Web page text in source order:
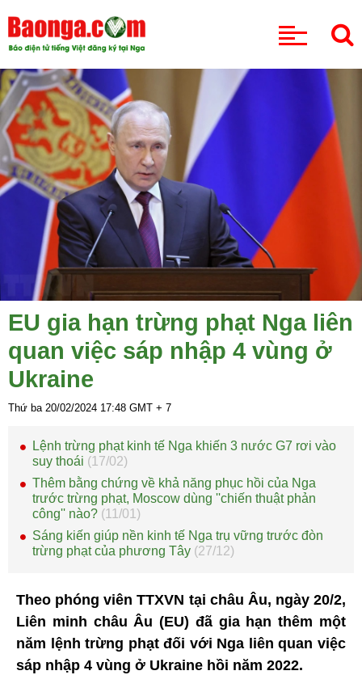
EU gia hạn trừng phạt Nga liên
quan việc sáp nhập 4 vùng ở
Ukraine
Thứ ba 20/02/2024 17:48 GMT + 7
Lệnh trừng phạt kinh tế Nga khiến 3 nước G7 rơi vào
suy thoái (17/02)
Thêm bằng chứng về khả năng phục hồi của Nga
trước trừng phạt, Moscow dùng ''chiến thuật phản
công'' nào? (11/01)
Sáng kiến giúp nền kinh tế Nga trụ vững trước đòn
trừng phạt của phương Tây (27/12)
Theo phóng viên TTXVN tại châu Âu, ngày 20/2,
Liên minh châu Âu (EU) đã gia hạn thêm một
năm lệnh trừng phạt đối với Nga liên quan việc
sáp nhập 4 vùng ở Ukraine hồi năm 2022.